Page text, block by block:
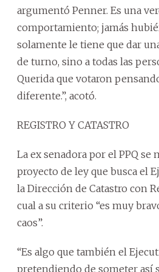
argumentó Penner. Es una
comportamiento; jamás
solamente le tiene que dar
de turno, sino a todas las
Querida que votaron
diferente.”, acotó.
REGISTRO Y CATASTRO
La ex senadora por el PPQ se
proyecto de ley que busca el
la Dirección de Catastro con
cual a su criterio “es muy
caos”.
“Es algo que también el
pretendiendo de someter así